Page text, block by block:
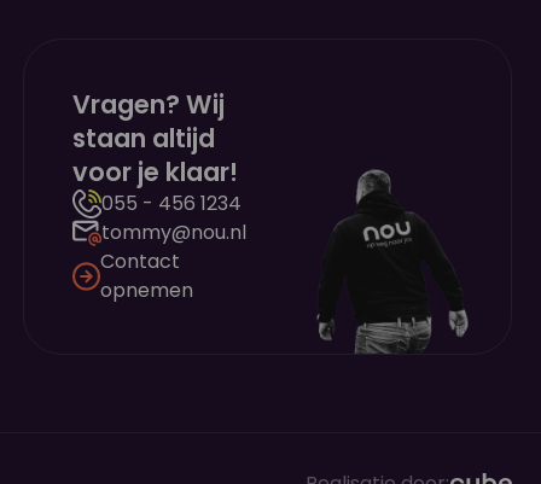
Vragen? Wij
staan altijd
voor je klaar!
055 - 456 1234
tommy@nou.nl
Contact
opnemen